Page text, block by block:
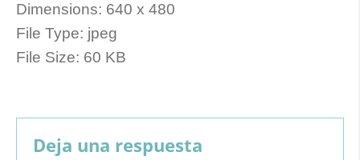
Dimensions: 640 x 480
File Type: jpeg
File Size: 60 KB
Deja una respuesta